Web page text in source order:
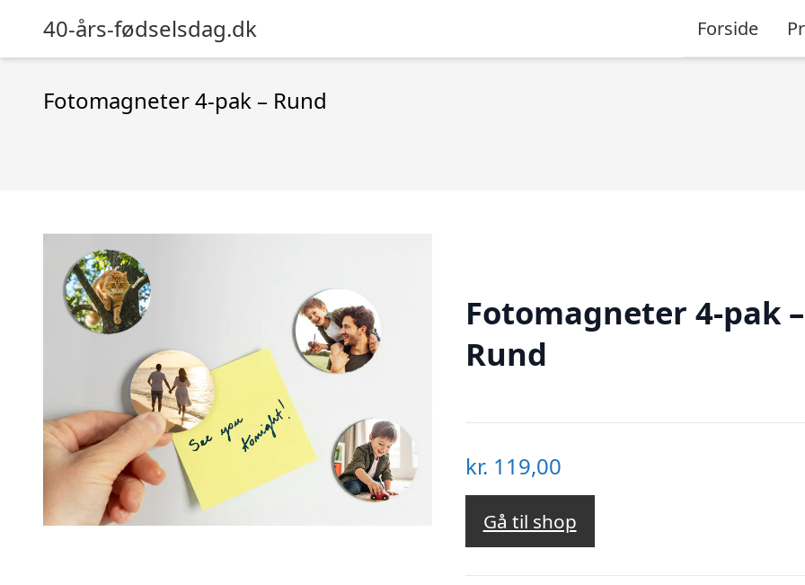
40-års-fødselsdag.dk Forside
Fotomagneter 4-pak – Rund
Fotomagneter 4-pak –
Rund
kr. 119,00
Gå til shop